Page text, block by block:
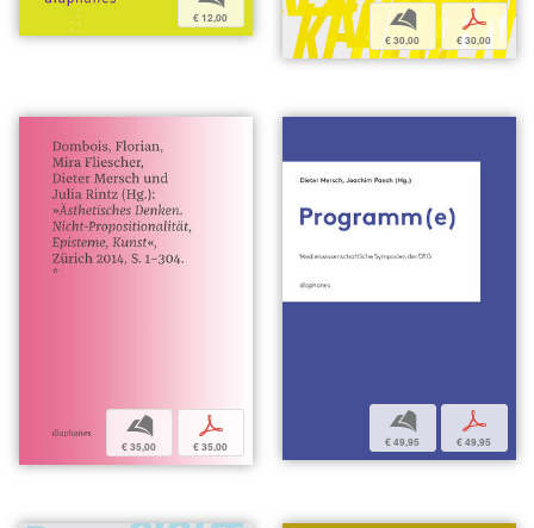
€ 12,00 b
€ 30,00
p
€ 30,00
b
€ 35,00
p
€ 35,00
b
€ 49,95
p
€ 49,95